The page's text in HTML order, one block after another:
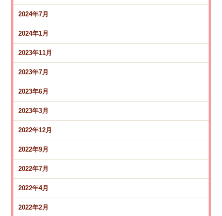
2024年7月
2024年1月
2023年11月
2023年7月
2023年6月
2023年3月
2022年12月
2022年9月
2022年7月
2022年4月
2022年2月